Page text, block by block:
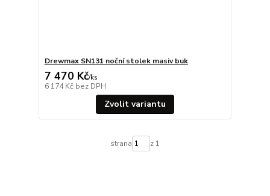
Drewmax SN131 noční stolek masiv buk
7 470 Kč/ks
6 174 Kč bez DPH
Zvolit variantu
strana z 1